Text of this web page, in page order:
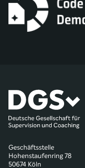
Geschäftsstelle
Hohenstaufenring 78
50674 Köln